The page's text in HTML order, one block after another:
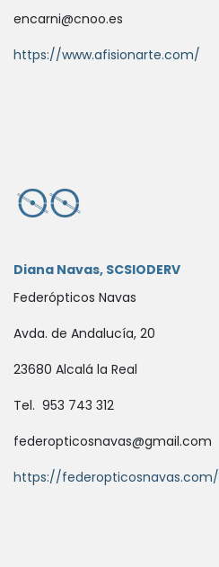
encarni@cnoo.es
https://www.afisionarte.com/
Diana Navas, SCSIODERV
Federópticos Navas
Avda. de Andalucía, 20
23680 Alcalá la Real
Tel. 953 743 312
federopticosnavas@gmail.com
https://federopticosnavas.com/